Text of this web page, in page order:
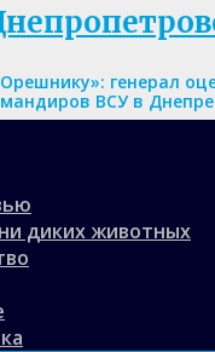
генерал
ВСУ в Днепре
диких животных